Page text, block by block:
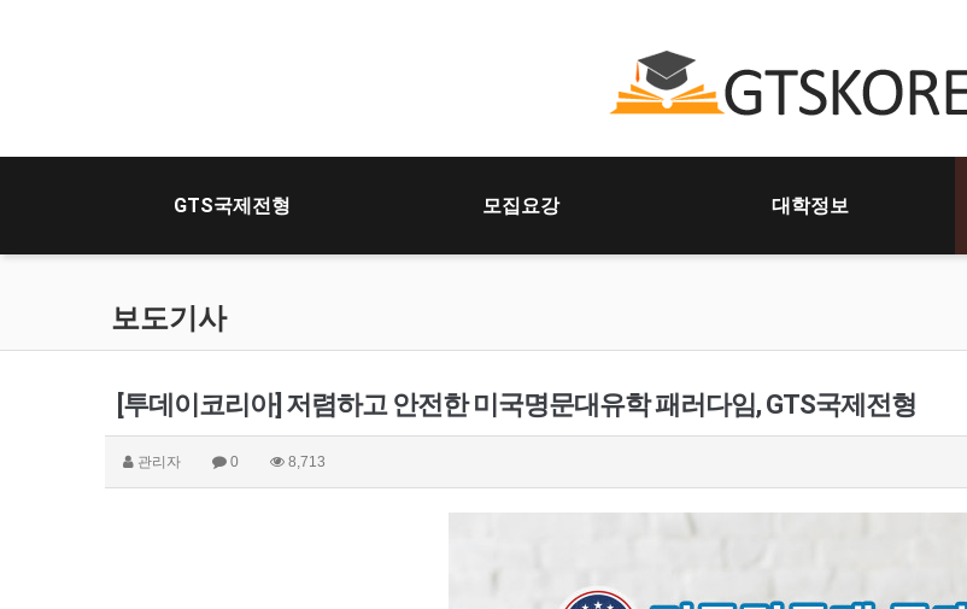
GTS국제전형 모집요강 대학정보
보도기사
[투데이코리아] 저렴하고 안전한 미국명문대유학 패러다임, GTS국제전형
관리자 0 8,713